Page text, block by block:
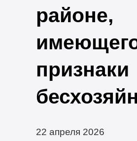
районе,
признаки
22 апреля 2026